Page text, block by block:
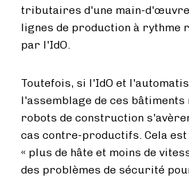
tributaires d'une main-d'œuvre
lignes de production à rythme
par l'IdO.
Toutefois, si l'IdO et
l'assemblage de ces
robots de construction
cas contre-productifs. Cela
« plus de hâte et moins de
des problèmes de sécurité